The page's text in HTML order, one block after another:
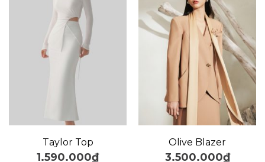
Taylor Top
1.590.000₫
Olive Blazer
3.500.000₫